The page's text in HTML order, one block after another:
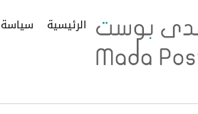
الرئيسية سياسة